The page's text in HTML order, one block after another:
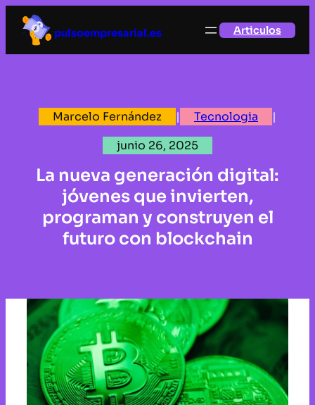
Saltar
contenido
pulsoempresarial.es Articulos
Marcelo Fernández | Tecnologia
|
junio 26, 2025
La nueva generación digital:
jóvenes que invierten,
programan y construyen el
futuro con blockchain